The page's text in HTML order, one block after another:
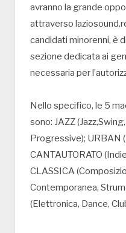
avranno la grande
attraverso
candidati minorenni, è
sezione dedicata ai
necessaria per
Nello specifico, le 5
sono: JAZZ
Progressive); URBAN
CANTAUTORATO
CLASSICA
Contemporanea,
(Elettronica, Dance,